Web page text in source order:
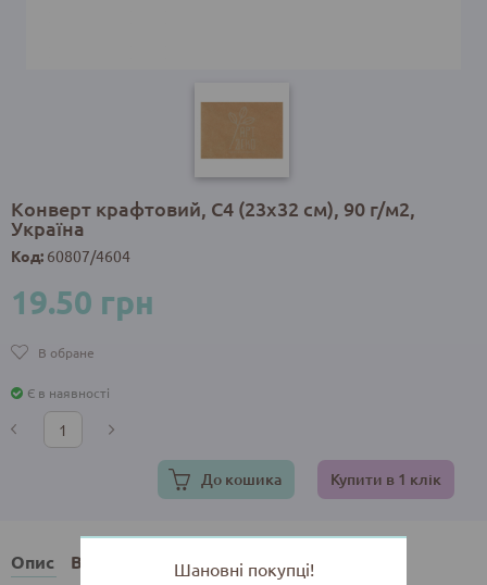
Конверт крафтовий, C4 (23х32 см), 90 г/м2,
Україна
Код: 60807/4604
19.50 грн
В обране
Є в наявності
До кошика Купити в 1 клік
Опис Відгуки
Шановні покупці!